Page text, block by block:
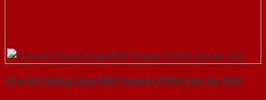
Cửa Gỗ Chống Cháy MDF Veneer P1R4 Căm Xe-SGD